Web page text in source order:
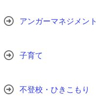
アンガーマネジメント
子育て
不登校・ひきこもり